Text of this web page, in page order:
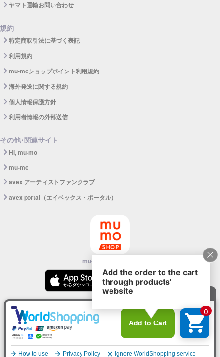
ヤマト運輸お問い合わせ
規約
特定商取引法に基づく表記
利用規約
mu-moショップポイント利用規約
海外発送に関する規約
個人情報保護方針
利用者情報の外部送信
その他･関連サイト
Hi, mu-mo
mu-mo
avex アーティストファンクラブ
avex portal（エイベックス・ポータル）
mu-mo SHOPアプリ